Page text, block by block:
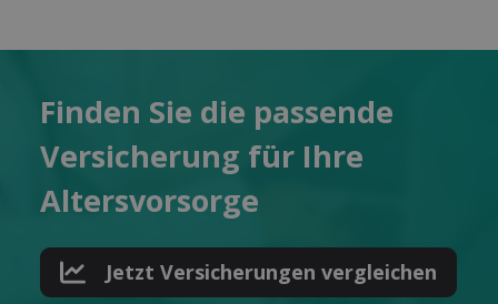
Finden Sie die pas­sende
Ver­sicherung für Ihre
Alters­vorsorge
Jetzt Versicher­ungen ver­gleichen